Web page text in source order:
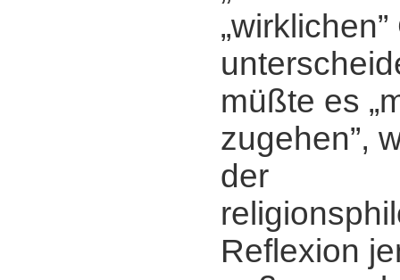
müßte es
zugehen”,
der
Reflexion